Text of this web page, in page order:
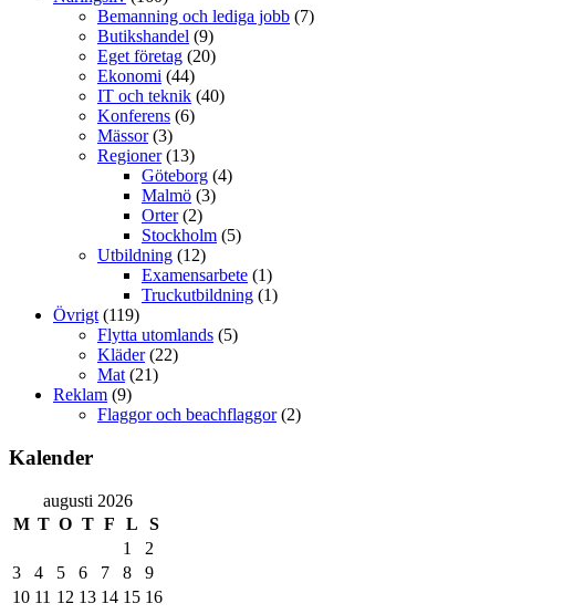
Bemanning och lediga jobb (7)
Butikshandel (9)
Eget företag (20)
Ekonomi (44)
IT och teknik (40)
Konferens (6)
Mässor(3)
Regioner(13)
Göteborg (4)
Malmö (3)
Orter(2)
Stockholm (5)
Utbildning (12)
Examensarbete (1)
Truckutbildning (1)
Övrigt (119)
Flytta utomlands (5)
Kläder(22)
Mat (21)
Reklam (9)
Flaggor och beachflaggor(2)
Kalender
augusti 2026
M T O T F L
S
1
2
3
4 5 6 7 8
9
10 11 12 13 14 15 16